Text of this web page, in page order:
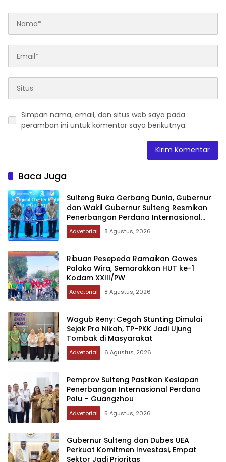
Simpan nama, email, dan situs web saya pada
peramban ini untuk komentar saya berikutnya.
Baca Juga
Sulteng Buka Gerbang Dunia, Gubernur
dan Wakil Gubernur Sulteng Resmikan
Penerbangan Perdana Internasional
Palu-Guangzhou
Advetorial 8 Agustus, 2026
Ribuan Pesepeda Ramaikan Gowes
Palaka Wira, Semarakkan HUT ke-1
Kodam XXIII/PW
Advetorial 8 Agustus, 2026
Wagub Reny: Cegah Stunting Dimulai
Sejak Pra Nikah, TP-PKK Jadi Ujung
Tombak di Masyarakat
Advetorial 6 Agustus, 2026
Pemprov Sulteng Pastikan Kesiapan
Penerbangan Internasional Perdana
Palu – Guangzhou
Advetorial 5 Agustus, 2026
Gubernur Sulteng dan Dubes UEA
Perkuat Komitmen Investasi, Empat
Sektor Jadi Prioritas